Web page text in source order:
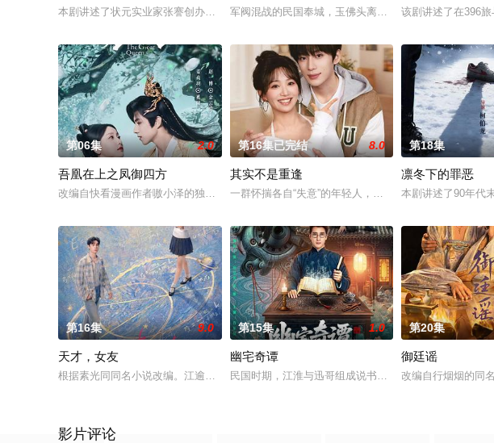
本剧讲述了状元实业家张謇创办大生企业，实业报国的故事。甲午战争后，国家蒙羞，张謇
军阀混战的民国奉城，玉佛头离奇失窃，戏班主横尸戏
该剧讲述了在396
第06集 2.0
吾凰在上之凤御四方
改编自快看漫画作者嗷小泽的独家连载漫画《吾凰在上》。现代少女奚圆（姜贞羽 饰）因意
第16集已完结 8.0
其实不是重逢
一群怀揣各自“失意”的年轻人，在沿海小城南安相遇相
第18集
凛冬下的罪恶
本剧讲述了90年代
第16集 9.0
天才，女友
根据素光同同名小说改编。江逾白长大以后，林知夏忽然对他说：“江逾白，我喜欢你，哲学
第15集 1.0
幽宅奇谭
民国时期，江淮与迅哥组成说书班子，偶遇“白天人住屋
第20集
御廷谣
改编自行烟烟的同
影片评论